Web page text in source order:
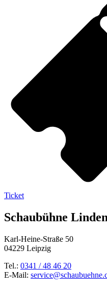
Ticket
Schaubühne
Karl-Heine-Straße 50
04229 Leipzig
Tel.: 0341 / 48 46 20
E-Mail: